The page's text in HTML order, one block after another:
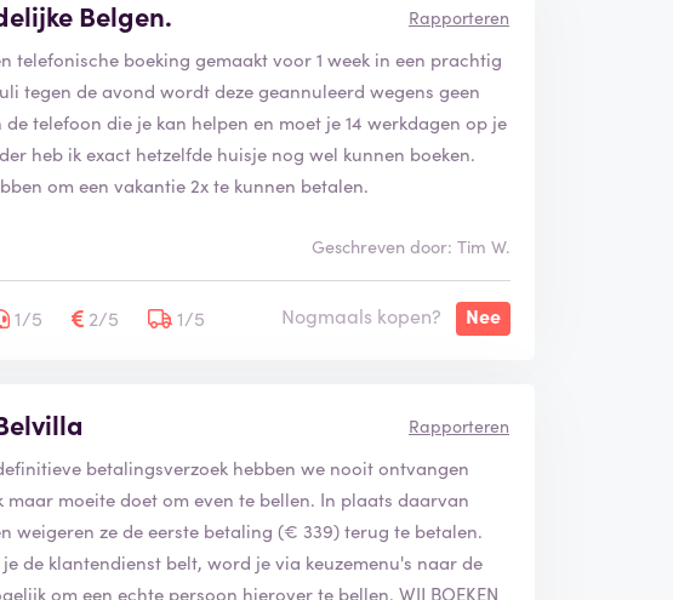
Belgen. Rapporteren
telefonische boeking gemaakt voor 1 week in een prachtig
tegen de avond wordt deze geannuleerd wegens geen
telefoon die je kan helpen en moet je 14 werkdagen op je
heb ik exact hetzelfde huisje nog wel kunnen boeken.
om een vakantie 2x te kunnen betalen.
Geschreven door: Tim W.
1/5 2/5 1/5 Nogmaals kopen? Nee
Rapporteren
betalingsverzoek hebben we nooit ontvangen
maar moeite doet om even te bellen. In plaats daarvan
weigeren ze de eerste betaling (€ 339) terug te betalen.
de klantendienst belt, word je via keuzemenu's naar de
om een echte persoon hierover te bellen. WIJ BOEKEN